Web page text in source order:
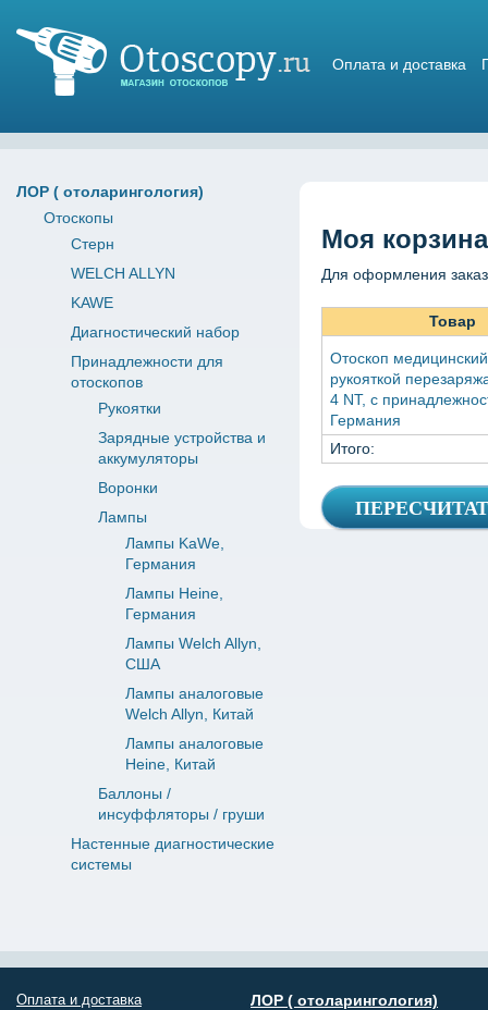
Оплата и доставка
ЛОР ( отоларингология)
Отоскопы
Стерн
WELCH ALLYN
KAWE
Диагностический набор
Принадлежности для
отоскопов
Рукоятки
Зарядные устройства и
аккумуляторы
Воронки
Лампы
Лампы KaWe,
Германия
Лампы Heine,
Германия
Лампы Welch Allyn,
США
Лампы аналоговые
Welch Allyn, Китай
Лампы аналоговые
Heine, Китай
Баллоны /
инсуффляторы / груши
Настенные диагностические
системы
Моя корзина
Для оформления
Товар
Отоскоп
рукояткой
4 NT, c
Германия
Итого:
Оплата и доставка
ЛОР ( отоларингология)